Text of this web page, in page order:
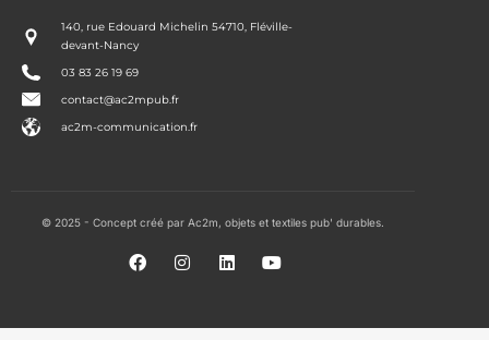
140, rue Edouard Michelin 54710, Fléville-
devant-Nancy
03 83 26 19 69
contact@ac2mpub.fr
ac2m-communication.fr
© 2025 - Concept créé par Ac2m, objets et textiles pub' durables.